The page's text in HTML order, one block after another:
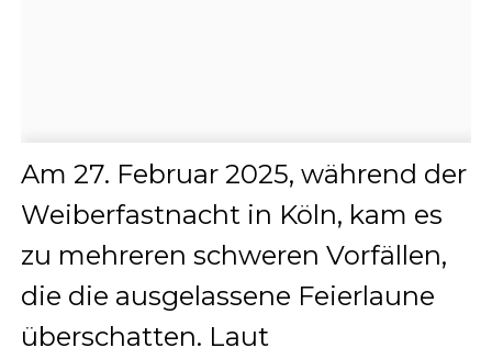
Am 27. Februar 2025, während der
Weiberfastnacht in Köln, kam es
zu mehreren schweren Vorfällen,
die die ausgelassene Feierlaune
überschatten. Laut